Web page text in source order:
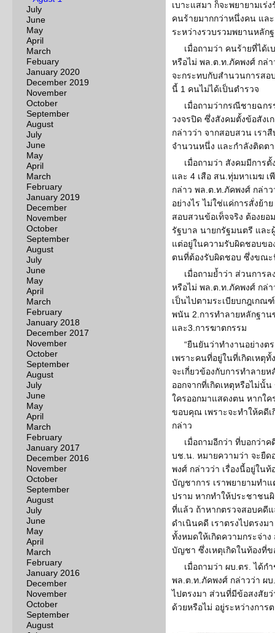
July
June
May
April
March
Febuary
January 2020
December 2019
November
October
September
August
July
June
May
April
March
February
January 2019
December
November
October
September
August
July
June
May
April
March
February
January 2018
December 2017
November
October
September
August
July
June
May
April
March
February
January 2017
December 2016
November
October
September
August
July
June
May
April
March
February
January 2016
December
November
October
September
August
เบาะแสมา ก็จะพยายามเร่
คนร้ายมากกว่าหนึ่งคน แล
ระหว่างรวบรวมพยานหลัก
เมื่อถามว่า คนร้ายที่ได้
หรือไม่ พล.ต.ท.ภัคพงศ์ กล่
จะกระทบกับสำนวนการส
นี้ 1 คนไม่ได้เป็นตำรวจ
เมื่อถามว่ากรณีชายฉก
วงจรปิด ซึ่งสังคมตั้งข้อสัง
กล่าวว่า จากสอบสวน เรา
จำนวนหนึ่ง และกำลังติดต
เมื่อถามว่า สังคมมีการ
และ 4 เสือ สน.ทุ่มหาเมฆ
กล่าว พล.ต.ท.ภัคพงศ์ กล่า
อย่างไร ไม่ใช่แค่การสั่งย้า
สอบสวนข้อเท็จจริง ต้องยอ
รัฐบาล นายกรัฐมนตรี แล
แต่อยู่ในความรับผิดชอบข
ตนที่ต้องรับผิดชอบ ซึ่งขณะ
เมื่อถามย้ำว่า ส่วนการ
หรือไม่ พล.ต.ท.ภัคพงศ์ กล่
เป็นไปตามระเบียบกฎเก
พนัน 2.การทำลายหลักฐาน
และ3.การฆาตกรรม
“ยืนยันว่าทำงานอย่างต
เพราะคนที่อยู่ในที่เกิดเหตุ
จะเกี่ยวข้องกับการทำลาย
ออกจากที่เกิดเหตุหรือไม่นั้
ใครออกมาแสดงตน หากใ
ขอบคุณ เพราะจะทำให้คดี
กล่าว
เมื่อถามอีกว่า ที่บอกว่า
บช.น. หมายความว่า จะยืด
พงศ์ กล่าวว่า เรื่องนี้อยู่ใน
บัญชาการ เราพยายามทำ
ปราม หากทำให้ประชาชน
ที่แล้ว ถ้าหากตรวจสอบคดีแ
ดำเนินคดี เราตรงไปตรงม
ทั้งหมดให้เกิดความกระจ่า
บัญชา ซึ่งเหตุเกิดในท้องที่
เมื่อถามว่า ผบ.ตร. ได้ก
พล.ต.ท.ภัคพงศ์ กล่าวว่า ผบ
ไปตรงมา ส่วนที่มีข้อสงสัย
ด้วยหรือไม่ อยู่ระหว่างการ